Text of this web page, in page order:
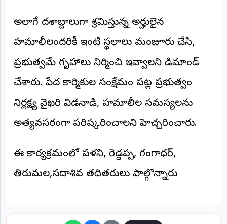
అలాగే దశాబ్దాలుగా శ్రమిస్తున్న అర్హులైన
హమాలీలందరికీ ఇంటి స్థలాలు మంజూరు చేసి,
ప్రభుత్వమే గృహాలు నిర్మించి ఇవ్వాలని డిమాండ్
చేశారు. పేద కార్మికుల సంక్షేమం పట్ల ప్రభుత్వం
నిర్లక్ష్య వైఖరి విడనాడి, హమాలీల సమస్యలను
అత్యవసరంగా పరిష్కరించాలని హెచ్చరించారు.
ఈ కార్యక్రమంలో పళని, రెడ్డప్ప, గంగాధర్,
తిరుమల,సదాశివ తదితరులు పాల్గొన్నారు